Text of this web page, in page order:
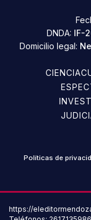
DNDA: IF-
Domicilio legal:
CIENCIA
Políticas de
https://